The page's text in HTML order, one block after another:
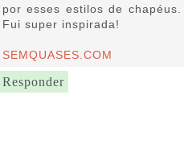
por esses estilos de chapéus.
Fui super inspirada!
SEMQUASES.COM
Responder